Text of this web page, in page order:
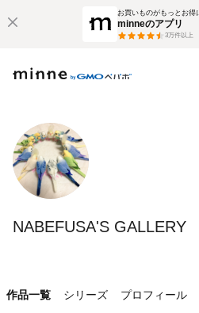
お買いものがもっとお得
minneのアプリ
3万件以上
NABEFUSA'S GALLERY
作品一覧 シリーズ プロフィール